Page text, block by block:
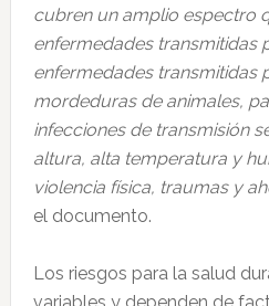
cubren un amplio espectro
enfermedades transmitidas
enfermedades transmitidas
mordeduras de animales,
infecciones de transmisión
altura, alta temperatura y
violencia física, traumas y
el documento.
Los riesgos para la salud